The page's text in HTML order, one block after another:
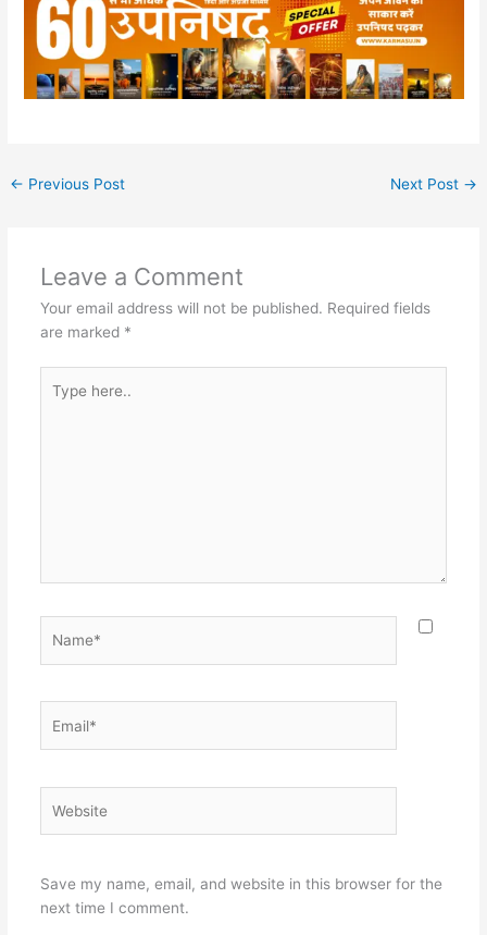
← Previous Post Next Post →
Leave a Comment
Your email address will not be published. Required fields
are marked *
here..
Save my name, email, and website in this browser for the
next time I comment.